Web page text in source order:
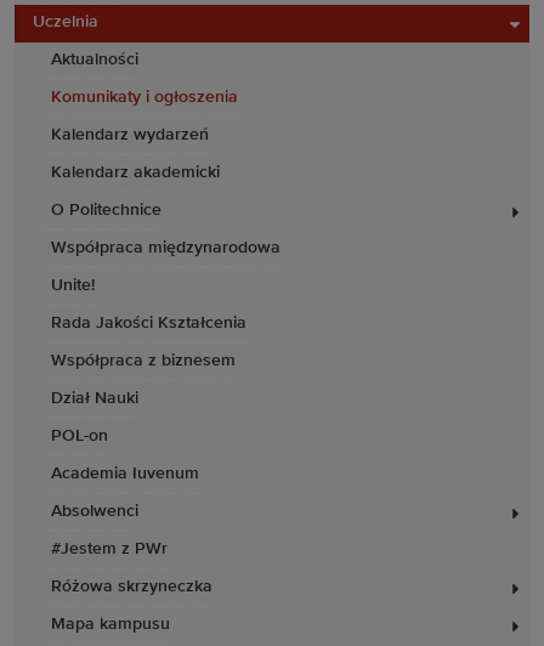
Uczelnia
Aktualności
Komunikaty i ogłoszenia
Kalendarz wydarzeń
Kalendarz akademicki
O Politechnice
Współpraca międzynarodowa
Unite!
Rada Jakości Kształcenia
Współpraca z biznesem
Dział Nauki
POL-on
Academia Iuvenum
Absolwenci
#Jestem z PWr
Różowa skrzyneczka
Mapa kampusu